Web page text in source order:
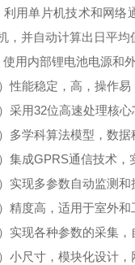
利用单片机技术和网
，并自动计算出日平均
使用内部锂电池电源和
）性能稳定，高，操作
）采用32位高速处理核
）多学科算法模型，数
）集成GPRS通信技术
）实现多参数自动监测
）精度高，适用于室外和
）实现各种参数的采集
）小尺寸，模块化设计